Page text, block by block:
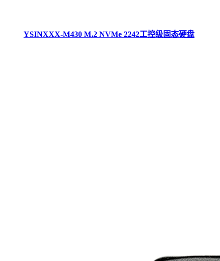
YSINXXX-M430 M.2 NVMe 2242工控级固态硬盘